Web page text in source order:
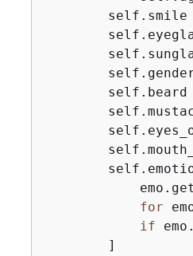
self.smile
self.beard
for
if
        ]